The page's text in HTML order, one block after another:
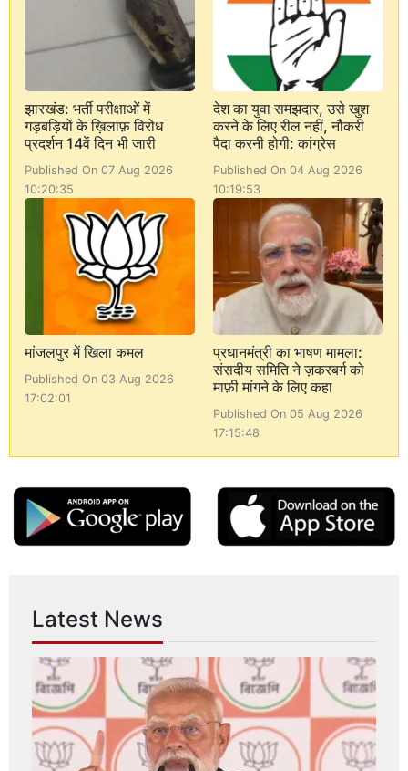
झारखंड: भर्ती परीक्षाओं में
गड़बड़ियों के ख़िलाफ़ विरोध
प्रदर्शन 14वें दिन भी जारी
Published On 07 Aug 2026
10:20:35
देश का युवा समझदार, उसे खुश
करने के लिए रील नहीं, नौकरी
पैदा करनी होगी: कांग्रेस
Published On 04 Aug 2026
10:19:53
मांजलपुर में खिला कमल
Published On 03 Aug 2026
17:02:01
प्रधानमंत्री का भाषण मामला:
संसदीय समिति ने ज़करबर्ग को
माफ़ी मांगने के लिए कहा
Published On 05 Aug 2026
17:15:48
Latest News